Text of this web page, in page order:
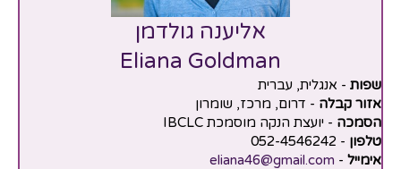
אליענה גולדמן
Eliana Goldman
שפות - אנגלית, עברית
אזור קבלה - דרום, מרכז, שומרון
הסמכה - יועצת הנקה מוסמכת IBCLC
טלפון - 052-4546242
אימייל -
eliana46@gmail.com